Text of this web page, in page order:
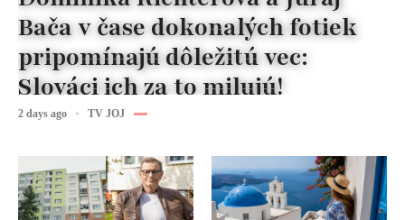
Bača v čase dokonalých fotiek
pripomínajú dôležitú vec:
Slováci ich za to milujú!
2 days ago TV JOJ